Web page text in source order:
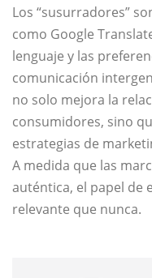
Los “susurradores”
como Google
lenguaje y las
comunicación
no solo mejora la
consumidores, sino
estrategias de
A medida que las
auténtica, el papel de
relevante que nunca.